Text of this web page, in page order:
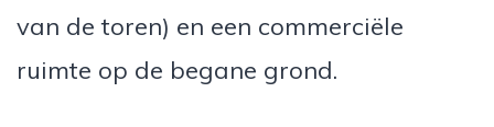
van de toren) en een commerciële
ruimte op de begane grond.